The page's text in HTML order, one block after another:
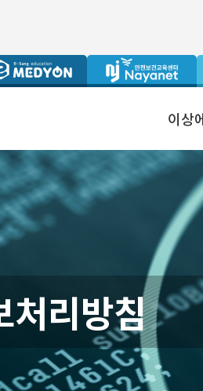
이상
처리방침